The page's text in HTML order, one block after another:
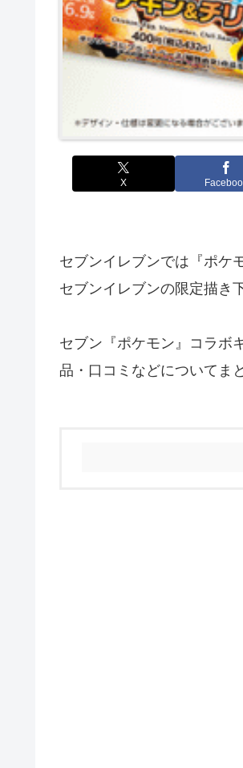
X
セブンイレブンでは『ポケ
セブンイレブンの限定描き
セブン『ポケモン』コラボ
品・口コミなどについてま